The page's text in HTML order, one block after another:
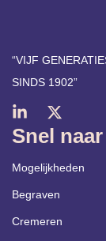
“VIJF
SINDS 1902​”
Snel naar
Mogelijkheden
Begraven
Cremeren